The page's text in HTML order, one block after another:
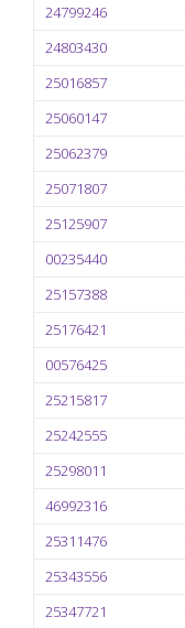
24799246
24803430
25016857
25060147
25062379
25071807
25125907
00235440
25157388
25176421
00576425
25215817
25242555
25298011
46992316
25311476
25343556
25347721